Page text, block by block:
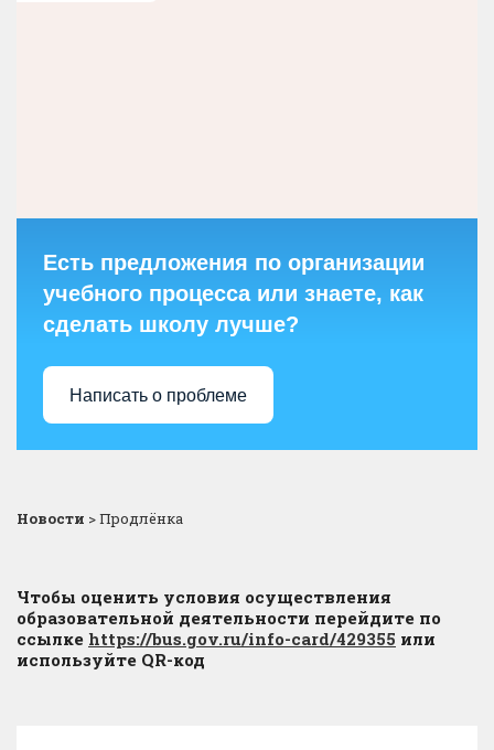
Есть предложения по организации
учебного процесса или знаете, как
сделать школу лучше?
Написать о проблеме
Новости >Продлёнка
Чтобы оценить условия осуществления
образовательной деятельности перейдите по
ссылке https://bus.gov.ru/info-card/429355 или
используйте QR-код